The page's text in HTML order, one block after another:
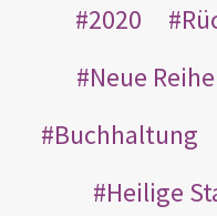
2020
Neue Reihe
Buchhaltung
Heilige